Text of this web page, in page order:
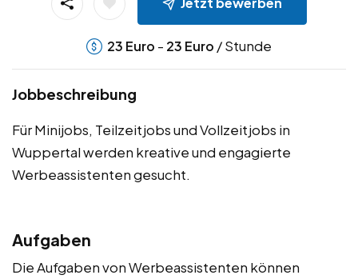
23 Euro - 23 Euro / Stunde
Jobbeschreibung
Für Minijobs, Teilzeitjobs und Vollzeitjobs in
Wuppertal werden kreative und engagierte
Werbeassistenten gesucht.
Aufgaben
Die Aufgaben von Werbeassistenten können